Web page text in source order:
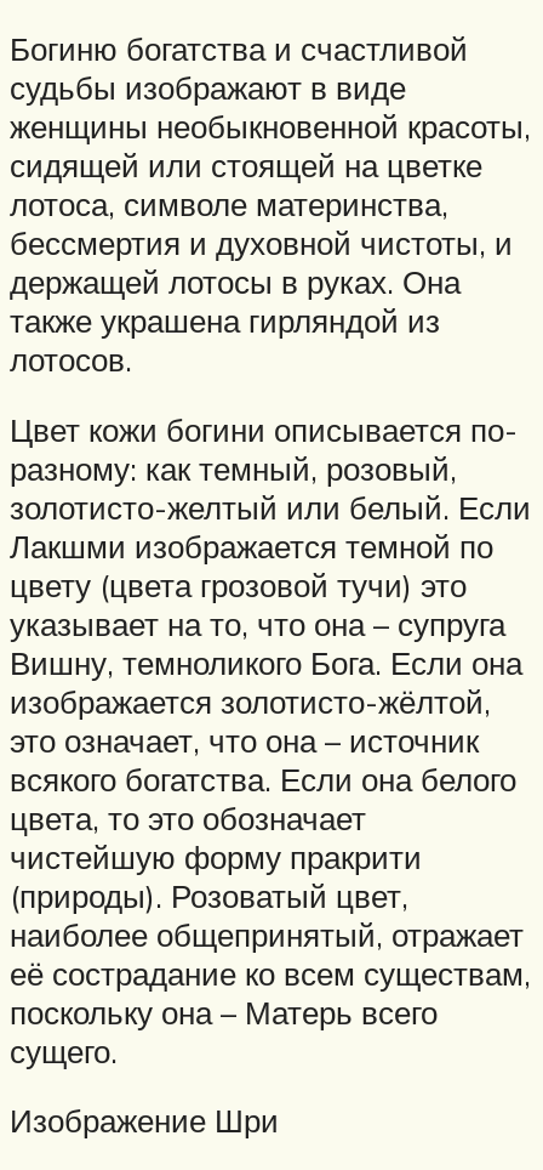
Богиню богатства и счастливой
судьбы изображают в виде
женщины необыкновенной красоты,
сидящей или стоящей на цветке
лотоса, символе материнства,
бессмертия и духовной чистоты, и
держащей лотосы в руках. Она
также украшена гирляндой из
лотосов.
Цвет кожи богини описывается по-
разному: как темный, розовый,
золотисто-желтый или белый. Если
Лакшми изображается темной по
цвету (цвета грозовой тучи) это
указывает на то, что она – супруга
Вишну, темноликого Бога. Если она
изображается золотисто-жёлтой,
это означает, что она – источник
всякого богатства. Если она белого
цвета, то это обозначает
чистейшую форму пракрити
(природы). Розоватый цвет,
наиболее общепринятый, отражает
её сострадание ко всем существам,
поскольку она – Матерь всего
сущего.
Изображение Шри